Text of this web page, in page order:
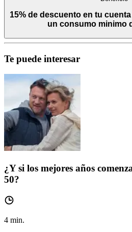
15% de descuento en tu
un consumo minimo
Te puede interesar
¿Y si los mejores años
50?
4 min.